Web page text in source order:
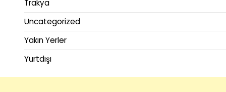
Trakya
Uncategorized
Yakın Yerler
Yurtdışı